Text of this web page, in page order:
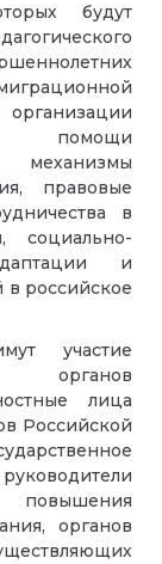
будут
помощи
механизмы
правовые
в
социально-
и
в российское
участие
органов
лица
Российской
органов